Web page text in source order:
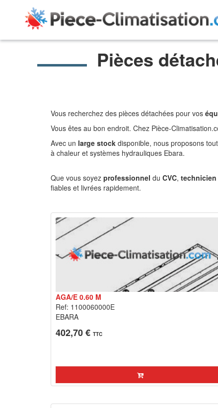
Pièces
Vous recherchez des pièces détachées pour vos
Vous êtes au bon endroit. Chez Pièce-
Avec un large stock disponible, nous proposons
à chaleur et systèmes hydrauliques Ebara.
Que vous soyez professionnel du CVC, technicien
fiables et livrées rapidement.
AGA/E 0.60 M
Ref: 1100060000E
EBARA
402,70 € TTC